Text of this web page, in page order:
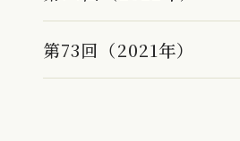
第73回（2021年）